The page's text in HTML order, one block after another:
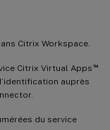
Citrix Workspace.
Citrix Virtual Apps ™
auprès
du service